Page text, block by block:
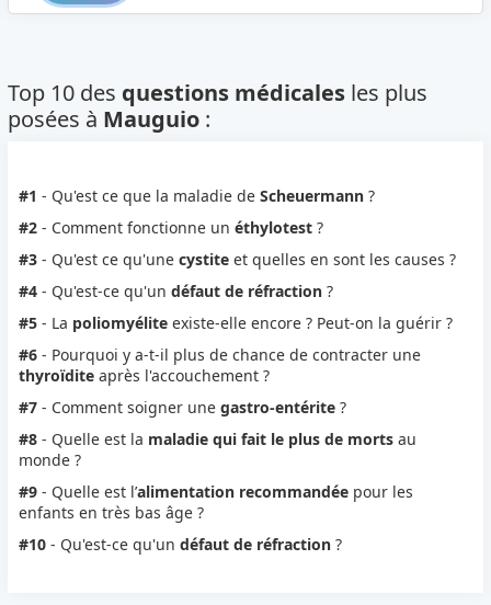
Top 10 des questions médicales les plus
posées à Mauguio :
#1 - Qu'est ce que la maladie deScheuermann ?
#2 - Comment fonctionne unéthylotest ?
#3 - Qu'est ce qu'unecystite et quelles en sont les causes ?
#4 - Qu'est-ce qu'undéfaut de réfraction ?
#5 - La poliomyélite existe-elle encore ? Peut-on la guérir ?
#6 - Pourquoi y a-t-il plus de chance de contracter une
thyroïdite après l'accouchement ?
#7 - Comment soigner unegastro-entérite ?
#8 - Quelle est la maladie qui fait le plus de morts au
monde ?
#9 - Quelle est l’alimentation recommandée pour les
enfants en très bas âge ?
#10 - Qu'est-ce qu'undéfaut de réfraction ?